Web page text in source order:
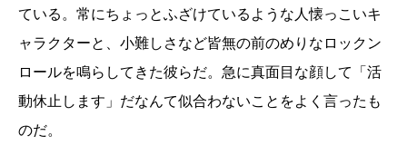
ている。常にちょっとふざけているような人懐っこいキ
ャラクターと、小難しさなど皆無の前のめりなロックン
ロールを鳴らしてきた彼らだ。急に真面目な顔して「活
動休止します」だなんて似合わないことをよく言ったも
のだ。